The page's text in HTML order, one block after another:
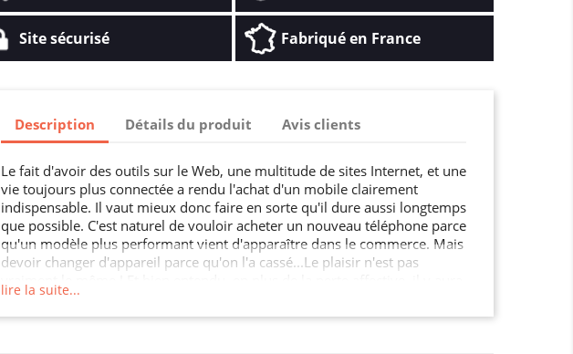
Site sécurisé Fabriqué en France
Description Détails du produit Avis clients
Le fait d'avoir des outils sur le Web, une multitude de sites Internet, et une
vie toujours plus connectée a rendu l'achat d'un mobile clairement
indispensable. Il vaut mieux donc faire en sorte qu'il dure aussi longtemps
que possible. C'est naturel de vouloir acheter un nouveau téléphone parce
qu'un modèle plus performant vient d'apparaître dans le commerce. Mais
devoir changer d'appareil parce qu'on l'a cassé...Le plaisir n'est pas
un impact sur votre porte-monnaie? Pour ne pas être la victime de ce type
de déconvenue, le plus simple, c'est de protéger votre smartphone. Avec
lire la suite...